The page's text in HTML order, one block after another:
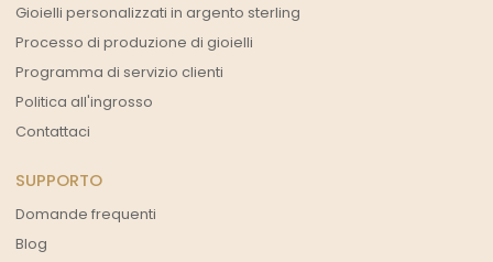
Gioielli personalizzati in argento sterling
Processo di produzione di gioielli
Programma di servizio clienti
Politica all'ingrosso
Contattaci
SUPPORTO
Domande frequenti
Blog